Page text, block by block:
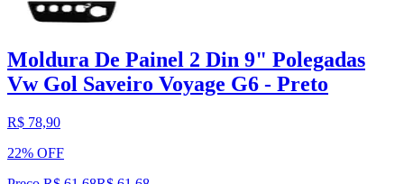
Moldura De Painel 2 Din 9" Polegadas
Vw Gol Saveiro Voyage G6 - Preto
R$ 78,90
22% OFF